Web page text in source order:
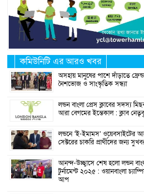
কমিউনিটি এর আরও খবর
অসহায় মানুষের পাশে দাঁড়াতে
নৈশভোজ ও সাংস্কৃতিক সন্ধ্যা
লন্ডন বাংলা প্রেস ক্লাবের সদস্য
আরা বেগমের ইন্তেকাল : ক্লাব
লন্ডনে ‘ই-ইমামস’ ওয়েবসাইটের
সেক্টরের চাকরি প্রার্থীদের জন্য
আনন্দ-উচ্ছ্বাসে শেষ হলো লন্ডন
টুর্নামেন্ট ২০২৫ : ওয়ানবাংলা
আপ